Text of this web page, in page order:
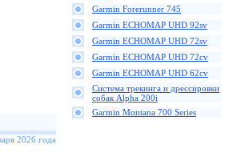
2026 года
Garmin Forerunner 745
Garmin ECHOMAP UHD 92sv
Garmin ECHOMAP UHD 72sv
Garmin ECHOMAP UHD 72cv
Garmin ECHOMAP UHD 62cv
Cистема трекинга и дрессировки
собак Alpha 200i
Garmin Montana 700 Series